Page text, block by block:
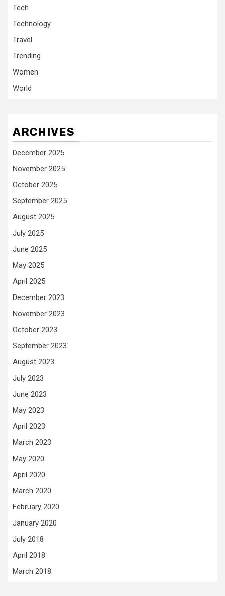
Tech
Technology
Travel
Trending
Women
World
ARCHIVES
December 2025
November 2025
October 2025
September 2025
August 2025
July 2025
June 2025
May 2025
April 2025
December 2023
November 2023
October 2023
September 2023
August 2023
July 2023
June 2023
May 2023
April 2023
March 2023
May 2020
April 2020
March 2020
February 2020
January 2020
July 2018
April 2018
March 2018